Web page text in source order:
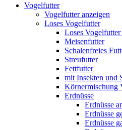
Vogelfutter
Vogelfutter anzeigen
Loses Vogelfutter
Loses Vogelfutter
Meisenfutter
Schalenfreies
Streufutter
Fettfutter
mit Insekten und
Körnermischung
Erdnüsse
Erdnüsse
Erdnüsse
Erdnüsse